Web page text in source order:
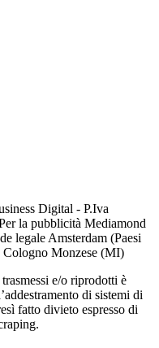
Digital - P.Iva
la pubblicità Mediamond
legale Amsterdam (Paesi
Monzese (MI)
e/o riprodotti è
di sistemi di
fatto divieto espresso di